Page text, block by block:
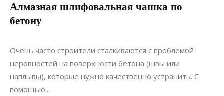
Алмазная шлифовальная чашка по
бетону
20.10.2021
Очень часто строители сталкиваются с проблемой
неровностей на поверхности бетона (швы или
наплывы), которые нужно качественно устранить. С
помощью...